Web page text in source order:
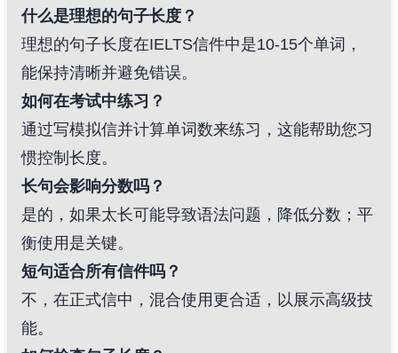
什么是理想的句子长度？
理想的句子长度在IELTS信件中是10-15个单词，
能保持清晰并避免错误。
如何在考试中练习？
通过写模拟信并计算单词数来练习，这能帮助您习
惯控制长度。
长句会影响分数吗？
是的，如果太长可能导致语法问题，降低分数；平
衡使用是关键。
短句适合所有信件吗？
不，在正式信中，混合使用更合适，以展示高级技
能。